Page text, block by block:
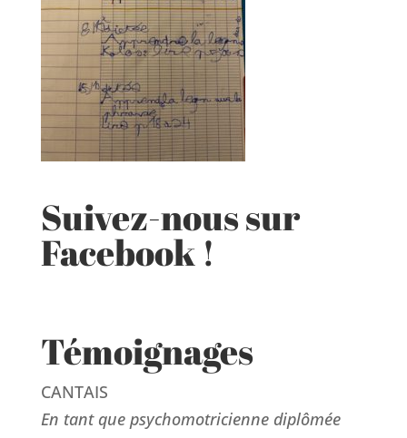
Suivez-nous sur
Facebook !
Témoignages
CANTAIS
En tant que psychomotricienne diplômée